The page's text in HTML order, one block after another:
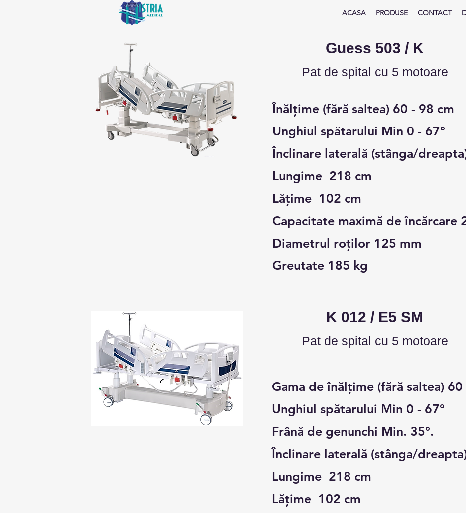
ACASA PRODUSE CONTACT
Guess 503 / K
Pat de spital cu 5 motoare
Înălțime (fără saltea) 60 - 98 cm
Unghiul spătarului Min 0 - 67°
Înclinare laterală (stânga/
Lungime 218 cm
Lățime 102 cm
Capacitate maximă de încărcare
Diametrul roților 125 mm
Greutate 185 kg
K 012 / E5 SM
Pat de spital cu 5 motoare
Gama de înălțime (fără saltea) 60
Unghiul spătarului Min 0 - 67°
Frână de genunchi Min. 35°.
Înclinare laterală (stânga/
Lungime 218 cm
Lățime 102 cm